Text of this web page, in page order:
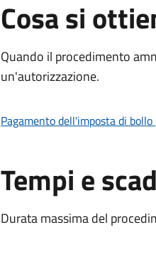
Cosa si
Quando il procedimento
un'autorizzazione.
Pagamento dell'imposta di
Tempi e
Durata massima del